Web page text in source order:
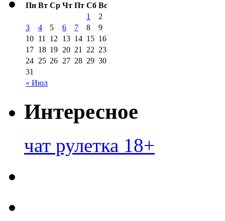
Пн Вт Ср Чт Пт Сб Вс
« Июл
1
2
3
4 5 6 7 8
9
10 11 12 13 14 15 16
17 18 19 20 21 22 23
24 25 26 27 28 29 30
31
Интересное
чат рулетка 18+